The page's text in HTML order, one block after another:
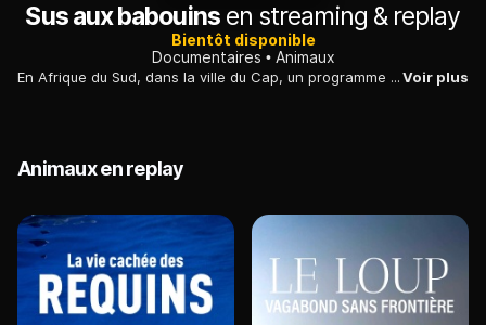
Sus aux babouinsen streaming & replay
Bientôt disponible
Documentaires
Animaux
En Afrique du Sud, dans la ville du Cap, un programme incite les singes «urbains», installés dans l'agglomération, à retrouver leur vie et leur état sauvages.Voir plus
Animaux en replay